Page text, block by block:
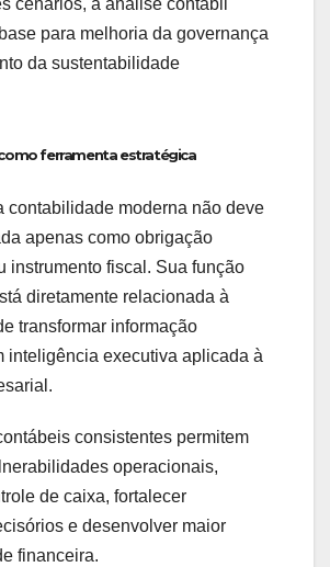
para melhoria da governança
da sustentabilidade
ferramenta estratégica
contabilidade moderna não deve
apenas como obrigação
instrumento fiscal. Sua função
diretamente relacionada à
transformar informação
inteligência executiva aplicada à
consistentes permitem
operacionais,
de caixa, fortalecer
e desenvolver maior
financeira.